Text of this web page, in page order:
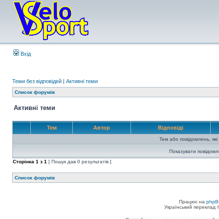
Вхід
Теми без відповідей | Активні теми
Список форумів
Активні теми
Тем Автор Відповіді
Тем або повідомлень,
Показувати
Сторінка 1 з 1 [ Пошук дав 0 результатів ]
Список форумів
Працює на
Український